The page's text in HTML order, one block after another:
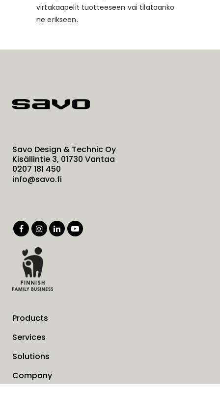
virtakaapelit tuotteeseen vai tilataanko
ne erikseen.
Savo Design & Technic Oy
Kisällintie 3, 01730 Vantaa
0207 181 450
info@savo.fi
Products
Services
Solutions
Company